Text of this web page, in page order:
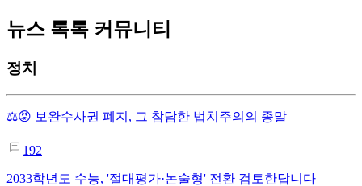
뉴스 톡톡 커뮤니티
정치
⚖️😡 보완수사권 폐지, 그 참담한 법치주의의 종말
192
2033학년도 수능, '절대평가·논술형' 전환 검토한답니다